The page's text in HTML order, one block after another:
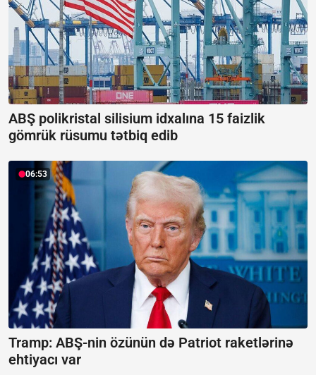
ABŞ polikristal silisium idxalına 15 faizlik
gömrük rüsumu tətbiq edib
06:53
Tramp: ABŞ-nin özünün də Patriot raketlərinə
ehtiyacı var